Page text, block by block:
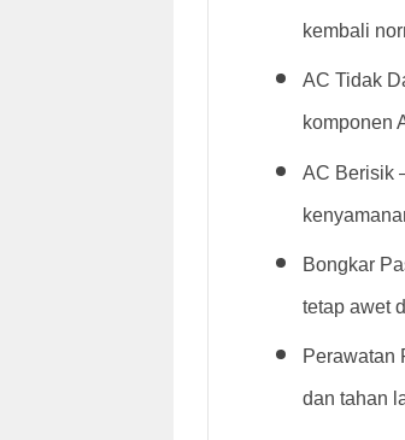
kembali
AC Tidak
komponen
AC Berisik
Bongkar
tetap awet
Perawatan
dan tahan